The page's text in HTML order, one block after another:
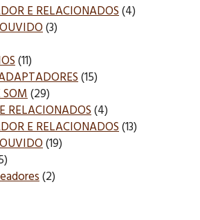
E RELACIONADOS(4)
(3)
(11)
(15)
(29)
RELACIONADOS(4)
E RELACIONADOS(13)
(19)
(2)